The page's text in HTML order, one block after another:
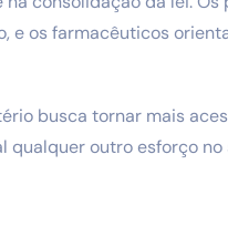
e os farmacêuticos
busca tornar mais
qualquer outro esforço